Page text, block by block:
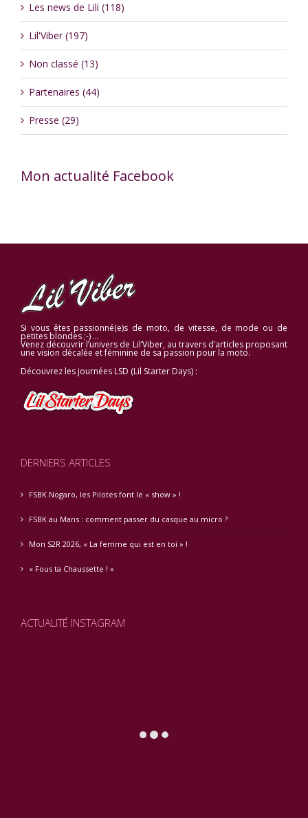
Les news de Lili (118)
Lil'Viber (197)
Non classé (13)
Partenaires (44)
Presse (29)
Mon actualité Facebook
Si vous êtes passionné(e)s de moto, de vitesse, de mode ou de
petites blondes ;-) …
Venez découvrir l’univers de Lil’Viber, au travers d’articles proposant
une vision décalée et féminine de sa passion pour la moto.
Découvrez les journées LSD (Lil Starter Days) :
DERNIERS ARTICLES
FSBK Nogaro, les Pilotes font le « show » !
FSBK au Mans : comment passer du casque au micro ?
Mon S2R 2026, « La femme qui est en toi » !
« Fous ta Chaussette ! »
ACTUALITÉ INSTAGRAM